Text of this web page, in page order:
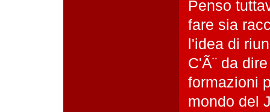
Penso
fare sia
l'idea di
C'Ã¨ da
formazioni
mondo del